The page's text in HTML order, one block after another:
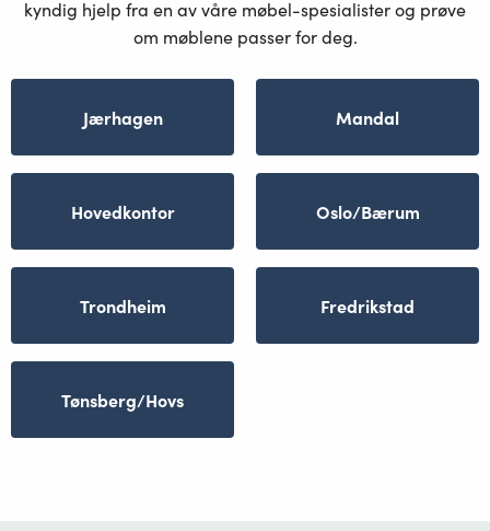
kyndig hjelp fra en av våre møbel-spesialister og prøve
om møblene passer for deg.
Jærhagen Mandal
Hovedkontor Oslo/Bærum
Trondheim Fredrikstad
Tønsberg/Hovs